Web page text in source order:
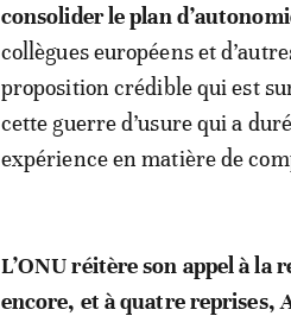
consolider le plan
collègues européens et
proposition crédible qui est
cette guerre d’usure qui a
expérience en matière de
L’ONU réitère son appel à la
encore, et à quatre reprises,